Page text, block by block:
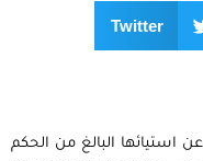
Twitter
استيائها البالغ من الحكم